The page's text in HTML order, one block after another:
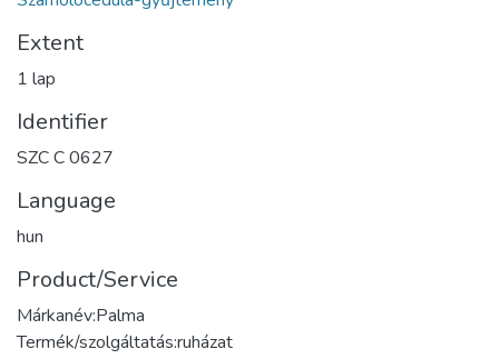
Extent
1 lap
Identifier
SZC C 0627
Language
hun
Product/Service
Márkanév:Palma
Termék/szolgáltatás:ruházat